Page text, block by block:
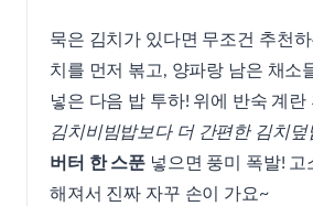
묵은 김치가 있다면 무조건 추천
치를 먼저 볶고, 양파랑 남은 채소
넣은 다음 밥 투하! 위에 반숙 계
김치비빔밥보다 더 간편한 김치덮
버터 한 스푼 넣으면 풍미 폭발!
해져서 진짜 자꾸 손이 가요~